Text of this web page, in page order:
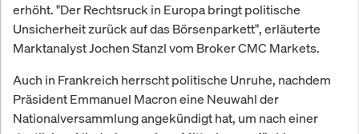
erhöht. "Der Rechtsruck in Europa bringt politische
Unsicherheit zurück auf das Börsenparkett", erläuterte
Marktanalyst Jochen Stanzl vom Broker CMC Markets.
Auch in Frankreich herrscht politische Unruhe, nachdem
Präsident Emmanuel Macron eine Neuwahl der
Nationalversammlung angekündigt hat, um nach einer